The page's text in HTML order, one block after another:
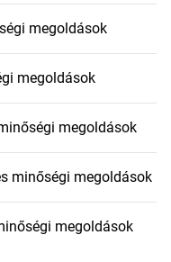
megoldások
megoldások
megoldások
minőségi megoldások
megoldások